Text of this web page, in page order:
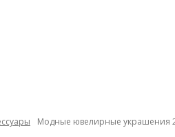
Модные ювелирные украшения